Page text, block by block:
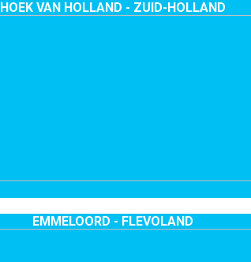
HOEK VAN HOLLAND - ZUID-HOLLAND
EMMELOORD - FLEVOLAND